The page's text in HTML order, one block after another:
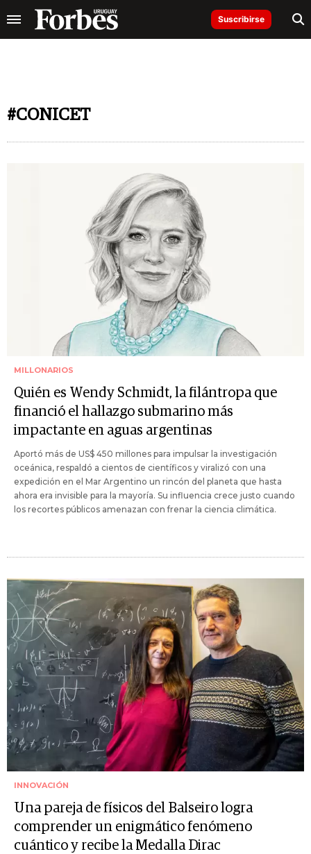
Suscribirse
#CONICET
MILLONARIOS
Quién es Wendy Schmidt, la filántropa que
financió el hallazgo submarino más
impactante en aguas argentinas
Aportó más de US$ 450 millones para impulsar la investigación
oceánica, respaldó a cientos de científicos y viralizó con una
expedición en el Mar Argentino un rincón del planeta que hasta
ahora era invisible para la mayoría. Su influencia crece justo cuando
los recortes públicos amenazan con frenar la ciencia climática.
INNOVACIÓN
Una pareja de físicos del Balseiro logra
comprender un enigmático fenómeno
cuántico y recibe la Medalla Dirac